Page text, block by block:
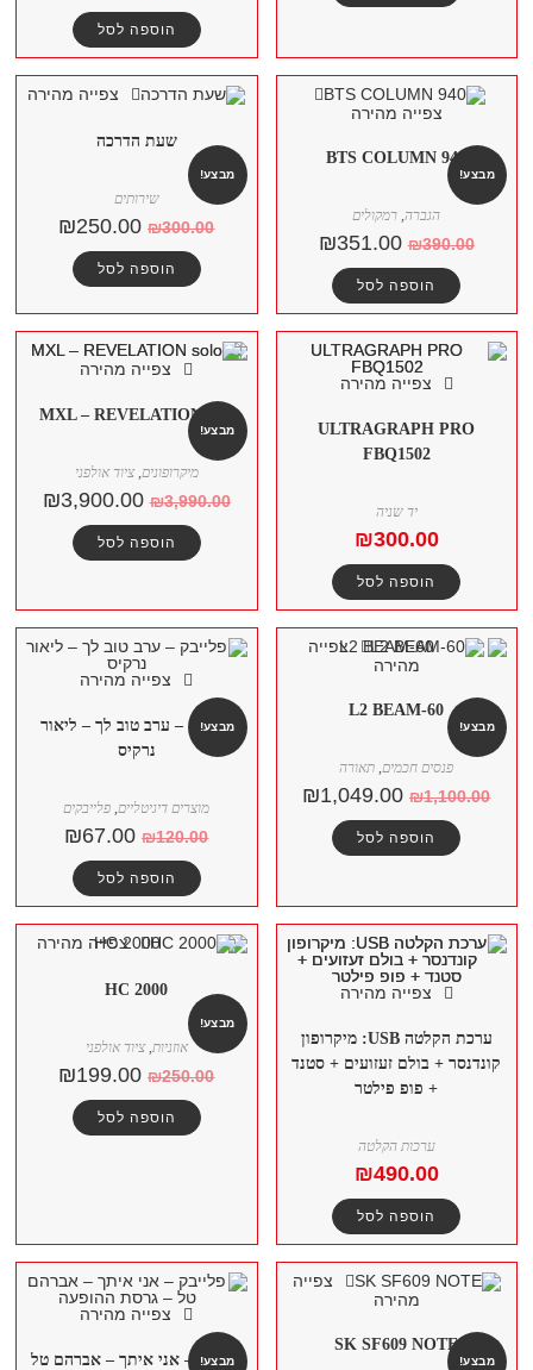
הוספה לסל
מבצע!
צפייה מהירה
BTS COLUMN 940
הגברה רמקולים
₪390.00
₪351.00
הוספה לסל
מבצע!
צפייה מהירה
שעת הדרכה
שירותים
₪300.00
₪250.00
הוספה לסל
צפייה מהירה
ULTRAGRAPH PRO
FBQ1502
יד שניה
₪300.00
הוספה לסל
מבצע!
צפייה מהירה
MXL – REVELATION solo
מיקרופונים,ציוד אולפני
₪3,990.00
₪3,900.00
הוספה לסל
מבצע!
צפייה
מהירה
L2 BEAM-60
פנסים חכמים, תאורה
₪1,100.00
₪1,049.00
הוספה לסל
מבצע!
צפייה מהירה
פלייבק – ערב טוב לך – ליאור
נרקיס
מוצרים דיגיטליים פלייבקים
₪120.00
₪67.00
הוספה לסל
צפייה מהירה
ערכת הקלטה USB: מיקרופון
קונדנסר + בולם זעזועים + סטנד
+ פופ פילטר
ערכות הקלטה
₪490.00
הוספה לסל
מבצע!
צפייה מהירה
HC 2000
אוזניות,ציוד אולפני
₪250.00
₪199.00
הוספה לסל
מבצע!
צפייה
מהירה
SK SF609 NOTE
מבצע!
צפייה מהירה
פלייבק – אני איתך – אברהם טל